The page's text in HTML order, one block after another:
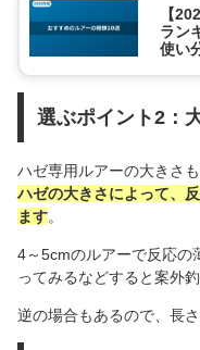
【
ラン
使い
選ぶポイント2：
ハゼ専用ルアーの大きさも
ハゼの大きさによって、
ます。
4～5cmのルアーで反応の
ってみるなどすると案外
逆の場合もあるので、長